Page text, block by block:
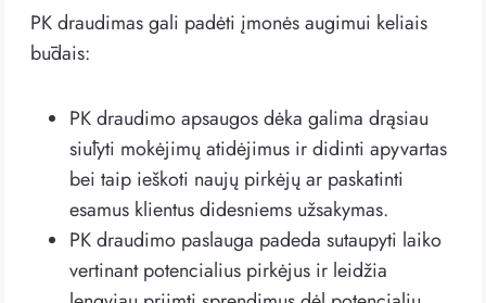
PK draudimas gali padėti įmonės augimui keliais
būdais:
PK draudimo apsaugos dėka galima drąsiau
siūlyti mokėjimų atidėjimus ir didinti apyvartas
bei taip ieškoti naujų pirkėjų ar paskatinti
esamus klientus didesniems užsakymas.
PK draudimo paslauga padeda sutaupyti laiko
vertinant potencialius pirkėjus ir leidžia